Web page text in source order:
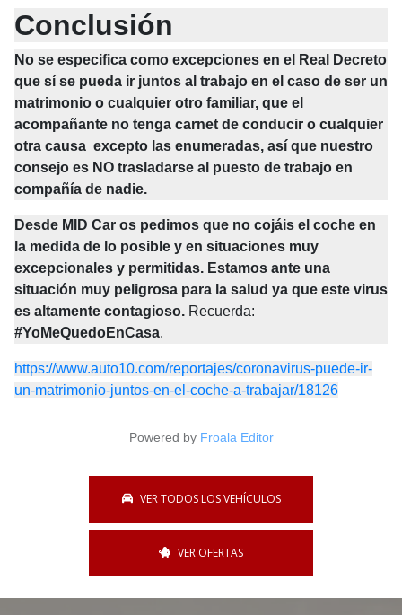
Conclusión
No se especifica como excepciones en el Real Decreto
que sí se pueda ir juntos al trabajo en el caso de ser un
matrimonio o cualquier otro familiar, que el
acompañante no tenga carnet de conducir o cualquier
otra causa  excepto las enumeradas, así que nuestro
consejo es NO trasladarse al puesto de trabajo en
compañía de nadie.
Desde MID Car os pedimos que no cojáis el coche en
la medida de lo posible y en situaciones muy
excepcionales y permitidas. Estamos ante una
situación muy peligrosa para la salud ya que este virus
es altamente contagioso.
#YoMeQuedoEnCasa.
https://www.auto10.com/reportajes/coronavirus-puede-ir-
un-matrimonio-juntos-en-el-coche-a-trabajar/18126
Powered by Froala Editor
VER TODOS LOS VEHÍCULOS
VER OFERTAS